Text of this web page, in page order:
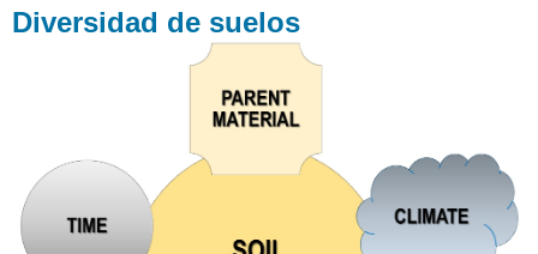
Diversidad de suelos